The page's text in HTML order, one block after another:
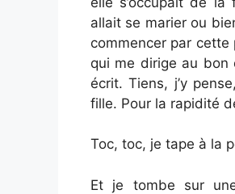
allait se marier ou
commencer par cette
qui me dirige au bon
écrit. Tiens, j’y
fille. Pour la rapidité
Toc, toc, je tape à la
Et je tombe sur